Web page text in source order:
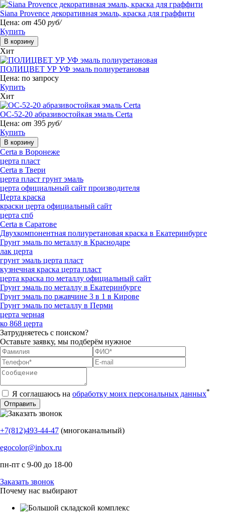
Siana Provence декоративная эмаль, краска для граффити
Цена: от 450 руб/
Купить
Хит
ПОЛИЦВЕТ УР УФ эмаль полиуретановая
Цена: по запросу
Купить
Хит
ОС-52-20 абразивостойкая эмаль Certa
Цена: от 395 руб/
Купить
Certa в Воронеже
церта пласт
Certa в Твери
церта пласт грунт эмаль
церта официальный сайт производителя
Церта краска
краски церта официальный сайт
церта спб
Certa в Саратове
Двухкомпонентная полиуретановая краска в Екатеринбурге
Грунт эмаль по металлу в Краснодаре
лак церта
грунт эмаль церта пласт
кузнечная краска церта пласт
церта краска по металлу официальный сайт
Грунт эмаль по металлу в Екатеринбурге
Грунт эмаль по ржавчине 3 в 1 в Кирове
Грунт эмаль по металлу в Перми
церта черная
ко 868 церта
Затрудняетесь с поиском?
Оставьте заявку, мы подберём нужное
Я соглашаюсь на обработку моих персональных данных*
+7(812)493-44-47 (многоканальный)
egocolor@inbox.ru
пн-пт с 9-00 до 18-00
Заказать звонок
Почему нас выбирают